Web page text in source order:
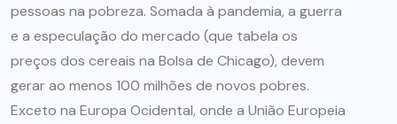
pessoas na pobreza. Somada à pandemia, a guerra
e a especulação do mercado (que tabela os
preços dos cereais na Bolsa de Chicago), devem
gerar ao menos 100 milhões de novos pobres.
Exceto na Europa Ocidental, onde a União Europeia